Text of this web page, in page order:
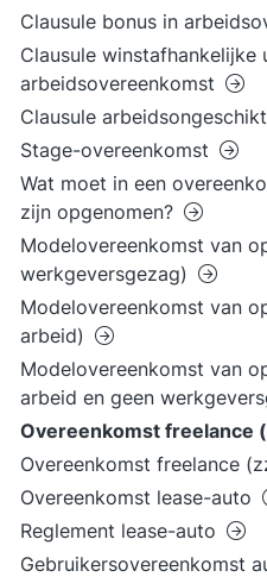
Clausule bonus in
Clausule winstafhankelijke
arbeidsovereenkomst
Clausule
Stage-overeenkomst
Wat moet in een
zijn opgenomen?
Modelovereenkomst van
werkgeversgezag)
Modelovereenkomst van
arbeid)
Modelovereenkomst van
arbeid en geen
Overeenkomst freelance
Overeenkomst freelance
Overeenkomst lease-auto
Reglement lease-auto
Gebruikersovereenkomst